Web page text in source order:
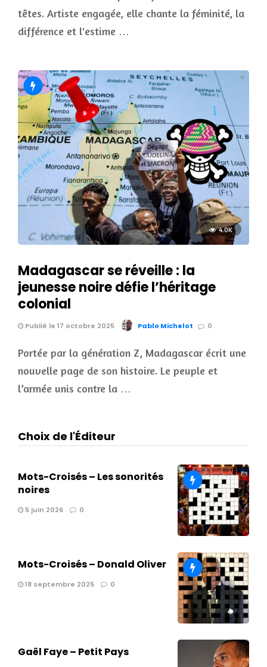
têtes. Artiste engagée, elle chante la féminité, la
différence et l'estime …
4.0K
Madagascar se réveille : la
jeunesse noire défie l’héritage
colonial
Publié le 17 octobre 2025 Pablo Michelot 0
Portée par la génération Z, Madagascar écrit une
nouvelle page de son histoire. Le peuple et
l’armée unis contre la …
Choix de l'Éditeur
Mots-Croisés – Les sonorités
noires
5 juin 2026 0
Mots-Croisés – Donald Oliver
18 septembre 2025 0
Gaël Faye – Petit Pays